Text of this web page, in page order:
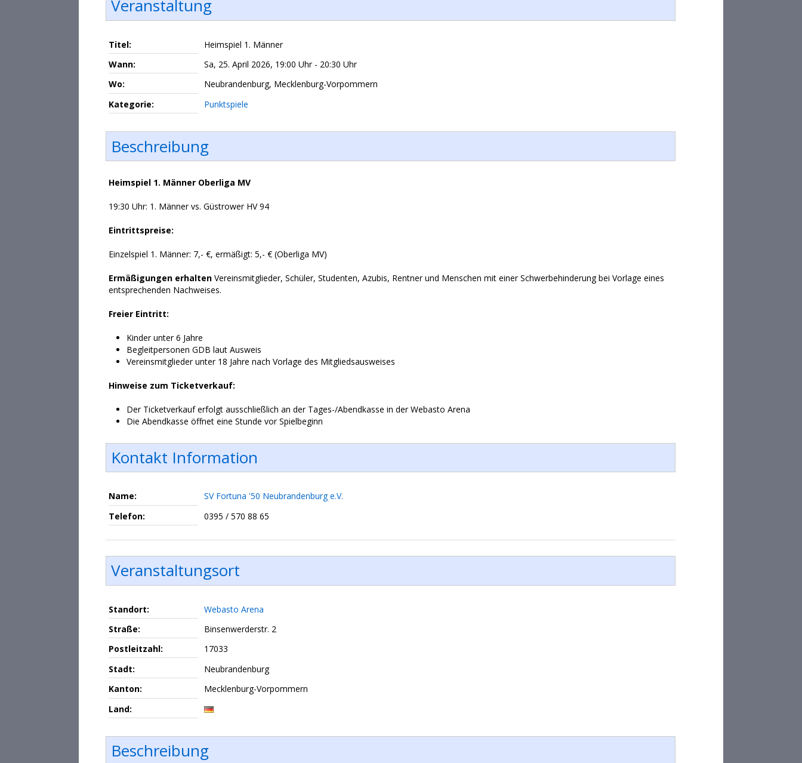
Veranstaltung
Titel:
Heimspiel 1. Männer
Wann:
Sa, 25. April 2026, 19:00 Uhr- 20:30 Uhr
Wo:
Neubrandenburg, Mecklenburg-Vorpommern
Kategorie:
Punktspiele
Beschreibung
Heimspiel 1. Männer Oberliga MV
19:30 Uhr: 1. Männer vs. Güstrower HV 94
Eintrittspreise:
Einzelspiel 1. Männer: 7,- €, ermäßigt: 5,- € (Oberliga MV)
Ermäßigungen erhalten Vereinsmitglieder, Schüler, Studenten, Azubis, Rentner und Menschen mit einer Schwerbehinderung bei Vorlage eines
entsprechenden Nachweises.
Freier Eintritt:
Kinder unter 6 Jahre
Begleitpersonen GDB laut Ausweis
Vereinsmitglieder unter 18 Jahre nach Vorlage des Mitgliedsausweises
Hinweise zum Ticketverkauf:
Der Ticketverkauf erfolgt ausschließlich an der Tages-/Abendkasse in der Webasto Arena
Die Abendkasse öffnet eine Stunde vor Spielbeginn
Kontakt Information
Name:
SV Fortuna '50 Neubrandenburg e.V.
Telefon:
0395 / 570 88 65
Veranstaltungsort
Standort:
Webasto Arena
Straße:
Binsenwerderstr. 2
Postleitzahl:
17033
Stadt:
Neubrandenburg
Kanton:
Mecklenburg-Vorpommern
Land:
Beschreibung